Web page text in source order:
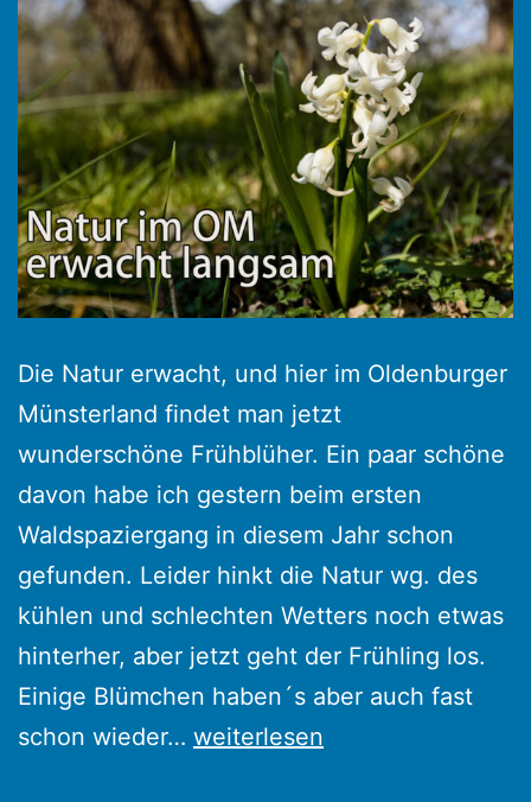
Die Natur erwacht, und hier im Oldenburger
Münsterland findet man jetzt
wunderschöne Frühblüher. Ein paar schöne
davon habe ich gestern beim ersten
Waldspaziergang in diesem Jahr schon
gefunden. Leider hinkt die Natur wg. des
kühlen und schlechten Wetters noch etwas
hinterher, aber jetzt geht der Frühling los.
Einige Blümchen haben´s aber auch fast
schon wieder… Frühblüher
weiterlesen